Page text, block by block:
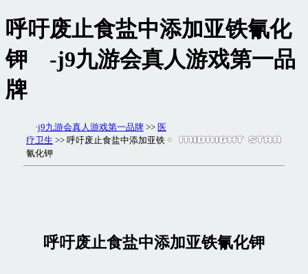
呼吁废止食盐中添加亚铁氰化
钾 -j9九游会真人游戏第一品
牌
·j9九游会真人游戏第一品牌 >> 医
疗卫生 >> 呼吁废止食盐中添加亚铁
氰化钾
呼吁废止食盐中添加亚铁氰化钾